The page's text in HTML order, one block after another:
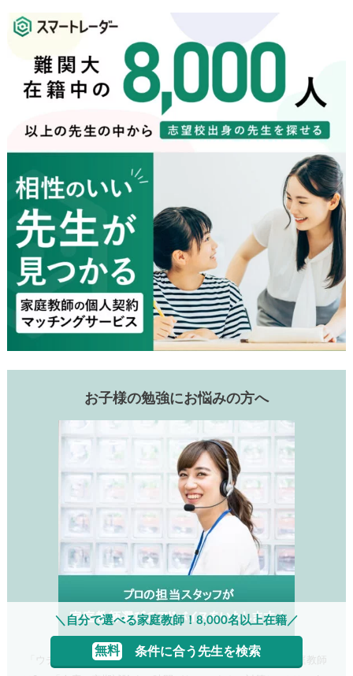
お子様の勉強にお悩みの方へ
「ウチの子、集中力がないけど大丈夫?」「東大に受かる家庭教師
＼自分で選べる家庭教師！8,000名以上在籍／
無料 条件に合う先生を検索